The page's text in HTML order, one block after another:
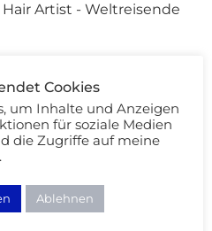
Artist - Weltreisende
INTERESSIEREN:
Cookies
um Inhalte und Anzeigen
für soziale Medien
die Zugriffe auf meine
Ablehnen